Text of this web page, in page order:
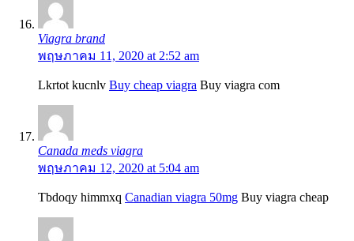
Viagra brand
พฤษภาคม 11, 2020 at 2:52 am
Lkrtot kucnlv Buy cheap viagra Buy viagra com
Canada meds viagra
พฤษภาคม 12, 2020 at 5:04 am
Tbdoqy himmxq Canadian viagra 50mg Buy viagra cheap